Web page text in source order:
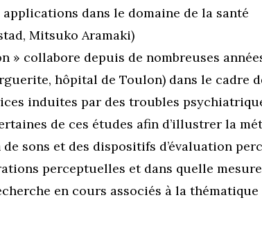
dans le domaine de la santé
Mitsuko Aramaki)
» collabore depuis de nombreuses
hôpital de Toulon) dans le cadre
induites par des troubles
de ces études afin d’illustrer la
sons et des dispositifs d’évaluation
perceptuelles et dans quelle
en cours associés à la